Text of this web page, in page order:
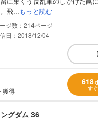
飛...もっと読む
214
日：2018/12/04
獲得
618
す
グダム 36